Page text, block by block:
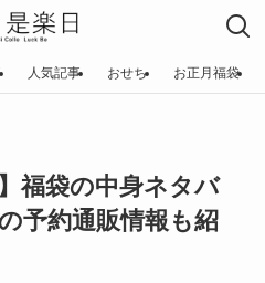
人気記事 おせち お正月福袋
福袋の中身ネタバ
予約通販情報も紹